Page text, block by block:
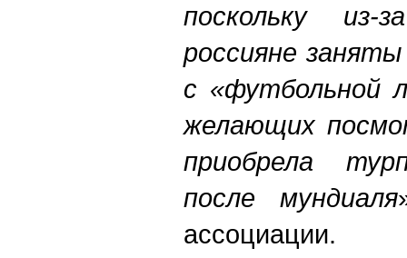
поскольку
россияне заняты
с «футбольной
желающих
приобрела
после мундиаля
ассоциации.